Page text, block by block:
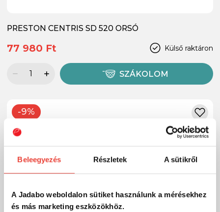
Beleegyezés Részletek A sütikről
A Jadabo weboldalon sütiket használunk a mérésekhez
és más marketing eszközökhöz.
PRESTON CENTRIS SD 520 ORSÓ
Külső raktáron
77 980 Ft
SZÁKOLOM
-9%